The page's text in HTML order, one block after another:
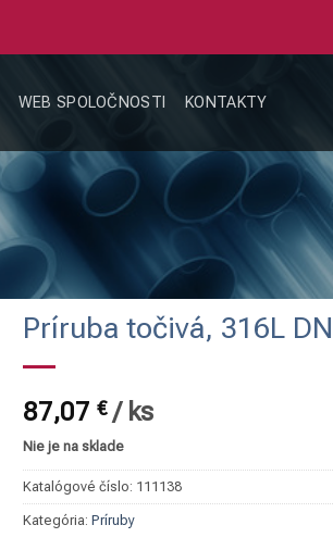
WEB SPOLOČNOSTI KONTAKTY
Príruba točivá, 316L
87,07€/ ks
Nie je na sklade
Katalógové číslo: 111138
Kategória:Príruby